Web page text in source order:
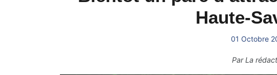
Haute-
01 Octobre
ParLa